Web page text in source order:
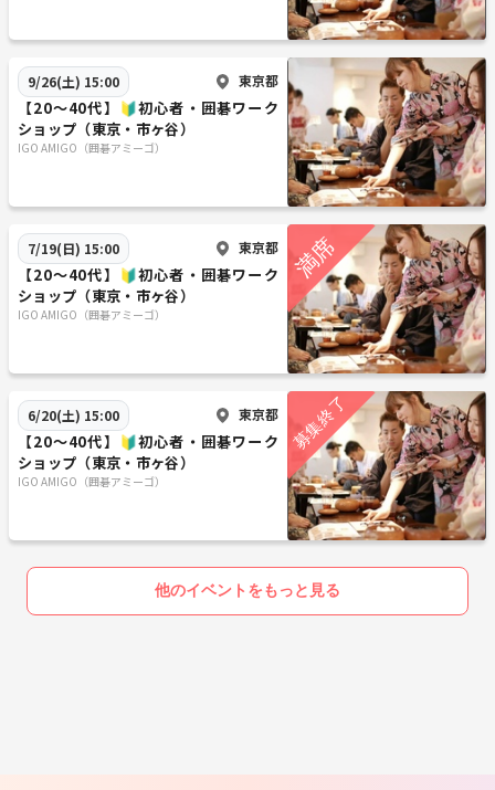
9/26(土) 15:00 東京都
【20〜40代】🔰初心者・囲碁ワーク
ショップ（東京・市ヶ谷）
IGO AMIGO（囲碁アミーゴ）
7/19(日) 15:00 東京都
【20〜40代】🔰初心者・囲碁ワーク
ショップ（東京・市ヶ谷）
IGO AMIGO（囲碁アミーゴ）
6/20(土) 15:00 東京都
【20〜40代】🔰初心者・囲碁ワーク
ショップ（東京・市ヶ谷）
IGO AMIGO（囲碁アミーゴ）
他のイベントをもっと見る